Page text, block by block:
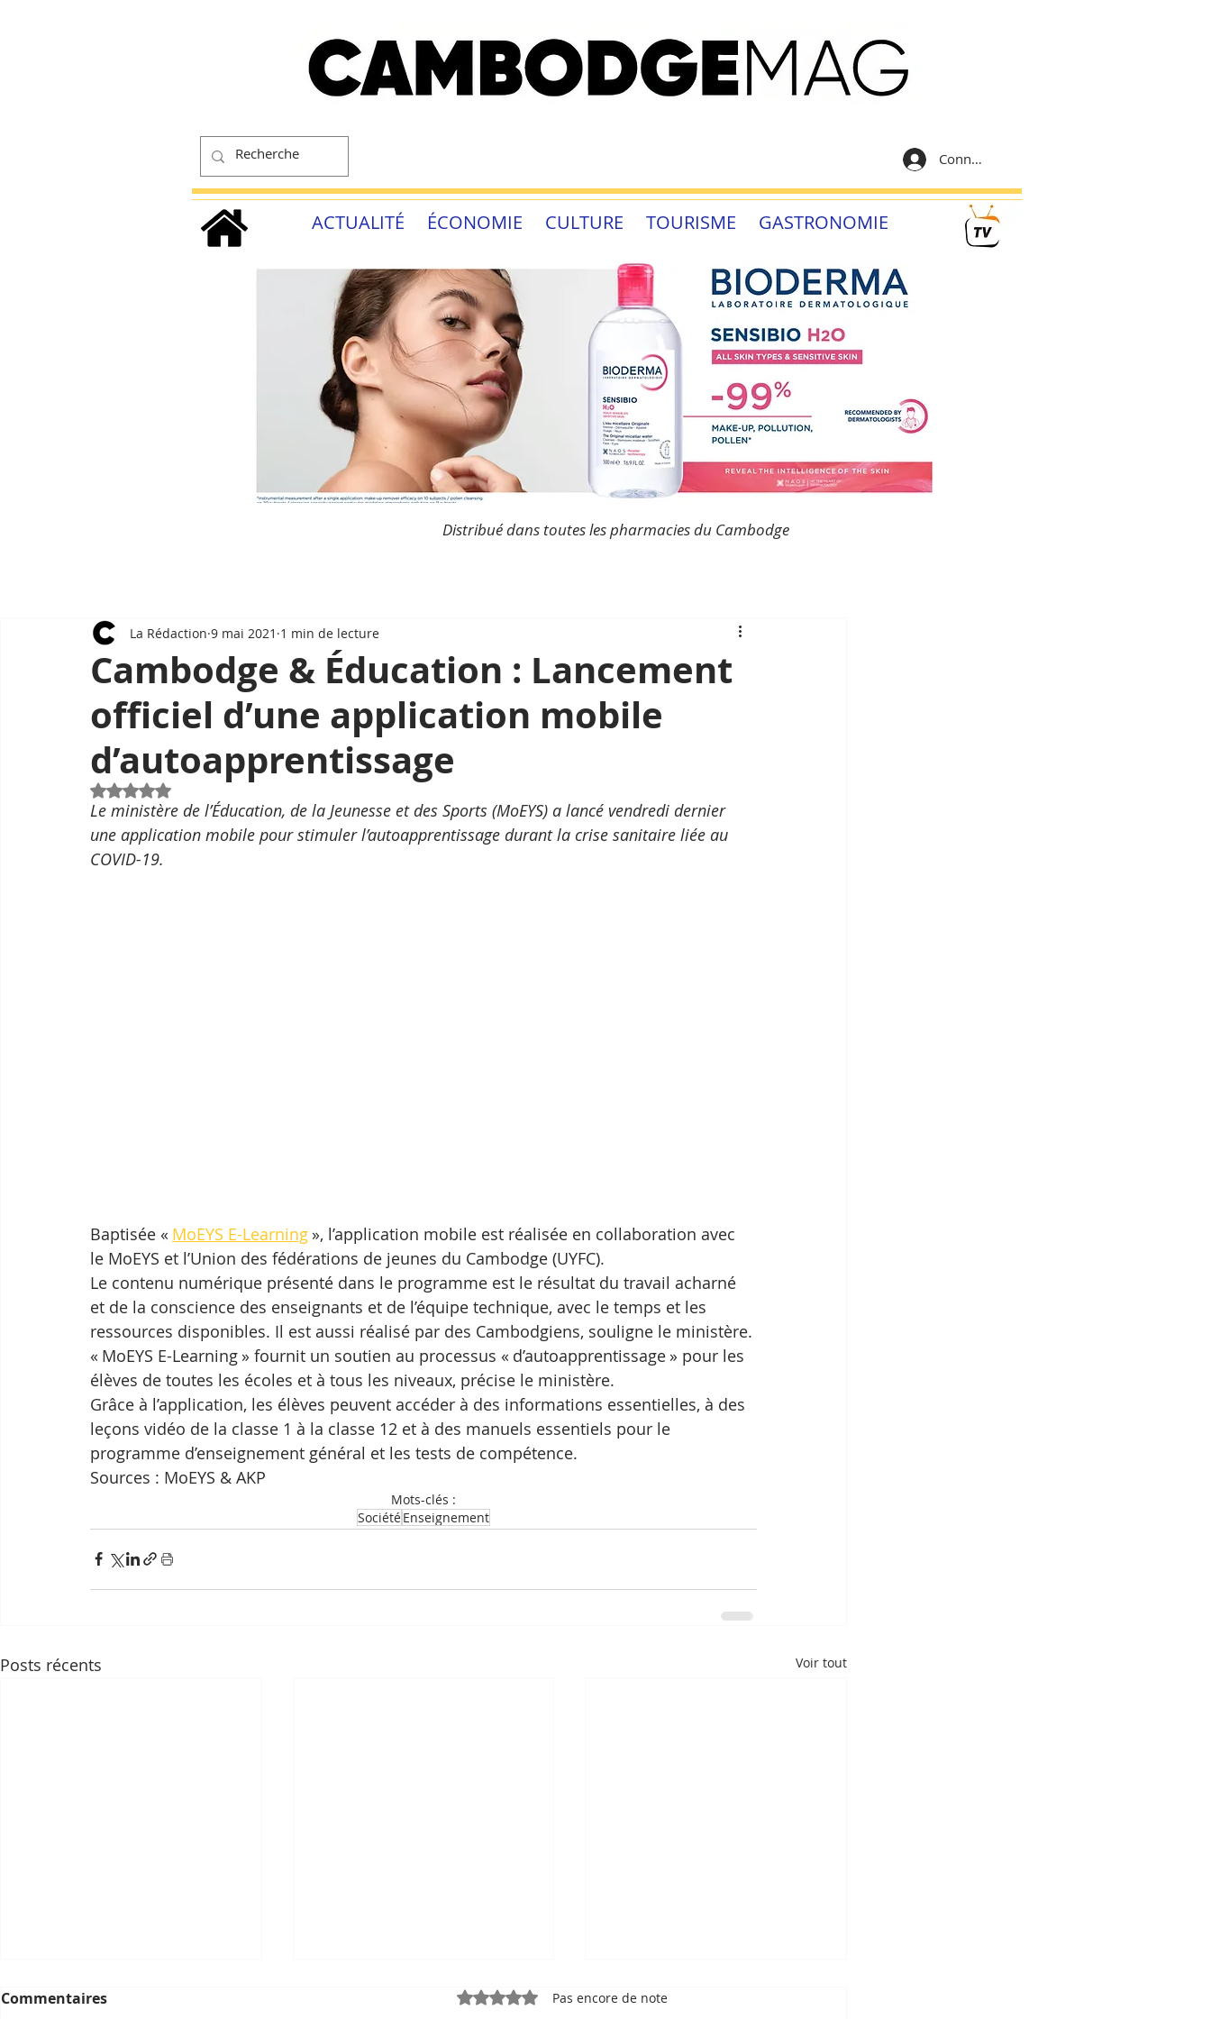
Connexion
ACTUALITÉ ÉCONOMIE CULTURE TOURISME GASTRONOMIE
Distribué dans toutes les pharmacies du Cambodge
Cambodge & Éducation : Lancement
officiel d’une application mobile
d’autoapprentissage
La Rédaction 9 mai 2021 1 min de lecture
Noté NaN étoiles sur 5.
Le ministère de l’Éducation, de la Jeunesse et des Sports (MoEYS) a lancé vendredi dernier
une application mobile pour stimuler l’autoapprentissage durant la crise sanitaire liée au
COVID-19.
Baptisée « MoEYS E-Learning », l’application mobile est réalisée en collaboration avec
le MoEYS et l’Union des fédérations de jeunes du Cambodge (UYFC).
Le contenu numérique présenté dans le programme est le résultat du travail acharné
et de la conscience des enseignants et de l’équipe technique, avec le temps et les
ressources disponibles. Il est aussi réalisé par des Cambodgiens, souligne le ministère.
« MoEYS E-Learning » fournit un soutien au processus « d’autoapprentissage » pour les
élèves de toutes les écoles et à tous les niveaux, précise le ministère.
Grâce à l’application, les élèves peuvent accéder à des informations essentielles, à des
leçons vidéo de la classe 1 à la classe 12 et à des manuels essentiels pour le
programme d’enseignement général et les tests de compétence.
Sources : MoEYS & AKP
Mots-clés :
SociétéEnseignement
Posts récents Voir tout
Commentaires Noté 0 étoile sur 5.Pas encore de note